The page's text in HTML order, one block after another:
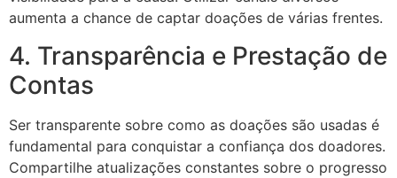
aumenta a chance de captar doações de várias frentes.
4. Transparência e Prestação de
Contas
Ser transparente sobre como as doações são usadas é
fundamental para conquistar a confiança dos doadores.
Compartilhe atualizações constantes sobre o progresso